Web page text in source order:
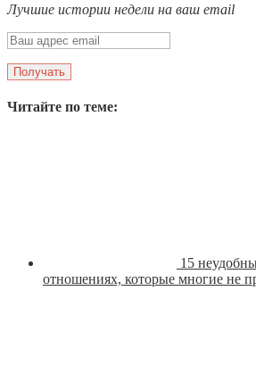
Лучшие истории недели на ваш email
Читайте по теме:
15
отношениях, которые многие не